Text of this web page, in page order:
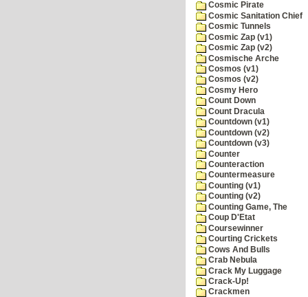
Cosmic Pirate
Cosmic Sanitation Chief
Cosmic Tunnels
Cosmic Zap (v1)
Cosmic Zap (v2)
Cosmische Arche
Cosmos (v1)
Cosmos (v2)
Cosmy Hero
Count Down
Count Dracula
Countdown (v1)
Countdown (v2)
Countdown (v3)
Counter
Counteraction
Countermeasure
Counting (v1)
Counting (v2)
Counting Game, The
Coup D'Etat
Coursewinner
Courting Crickets
Cows And Bulls
Crab Nebula
Crack My Luggage
Crack-Up!
Crackmen